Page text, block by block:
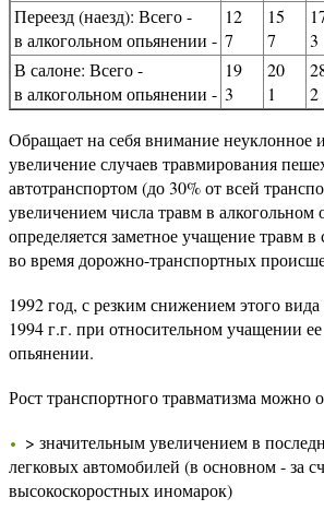
Переезд (наезд): Всего -
в алкогольном опьянении -
12
7
15
7
3
В салоне: Всего -
в алкогольном опьянении -
19
3
20
1
2
Обращает на себя внимание неуклонное
увеличение случаев травмирования
автотранспортом (до 30% от всей
увеличением числа травм в
определяется заметное учащение травм
во время дорожно-транспортных
1992 год, с резким снижением этого
1994 г.г. при относительном учащении
опьянении.
Рост транспортного травматизма можно
> значительным увеличением в
легковых автомобилей (в основном - за
высокоскоростных иномарок)